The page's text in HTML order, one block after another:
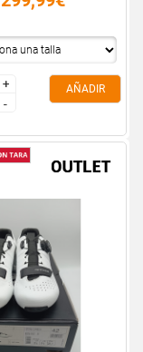
+
-
+
-
AÑADIR